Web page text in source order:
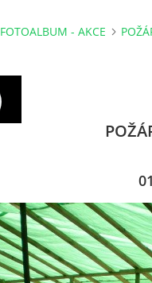
FOTOALBUM - AKCE